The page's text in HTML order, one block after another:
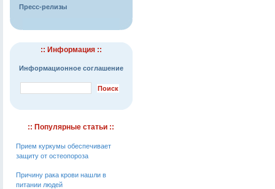
Пресс-релизы
:: Информация ::
Информационное соглашение
:: Популярные статьи ::
Прием куркумы обеспечивает
защиту от остеопороза
Причину рака крови нашли в
питании людей